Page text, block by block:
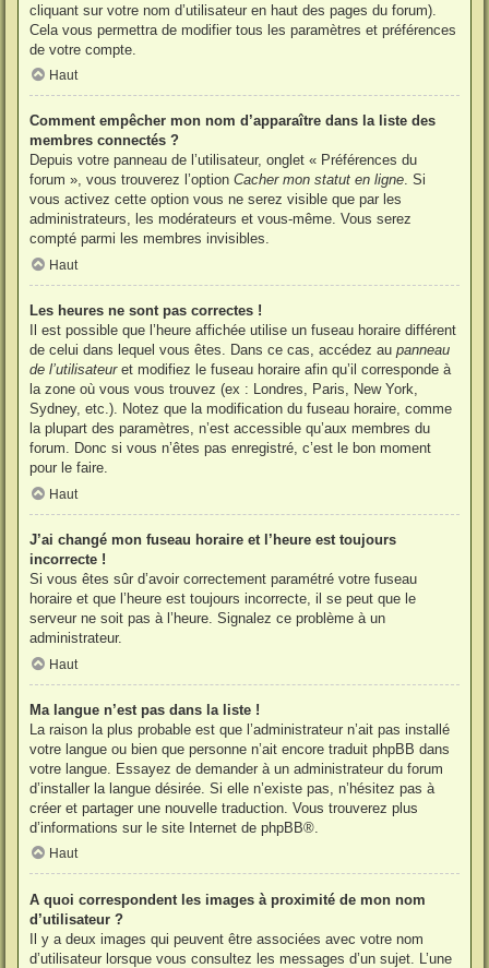
cliquant sur votre nom d’utilisateur en haut des pages du forum).
Cela vous permettra de modifier tous les paramètres et préférences
de votre compte.
Haut
Comment empêcher mon nom d’apparaître dans la liste des
membres connectés ?
Depuis votre panneau de l’utilisateur, onglet « Préférences du
forum », vous trouverez l’option Cacher mon statut en ligne. Si
vous activez cette option vous ne serez visible que par les
administrateurs, les modérateurs et vous-même. Vous serez
compté parmi les membres invisibles.
Haut
Les heures ne sont pas correctes !
Il est possible que l’heure affichée utilise un fuseau horaire différent
de celui dans lequel vous êtes. Dans ce cas, accédez au panneau
de l’utilisateuret modifiez le fuseau horaire afin qu’il corresponde à
la zone où vous vous trouvez (ex : Londres, Paris, New York,
Sydney, etc.). Notez que la modification du fuseau horaire, comme
la plupart des paramètres, n’est accessible qu’aux membres du
forum. Donc si vous n’êtes pas enregistré, c’est le bon moment
pour le faire.
Haut
J’ai changé mon fuseau horaire et l’heure est toujours
incorrecte !
Si vous êtes sûr d’avoir correctement paramétré votre fuseau
horaire et que l’heure est toujours incorrecte, il se peut que le
serveur ne soit pas à l’heure. Signalez ce problème à un
administrateur.
Haut
Ma langue n’est pas dans la liste !
La raison la plus probable est que l’administrateur n’ait pas installé
votre langue ou bien que personne n’ait encore traduit phpBB dans
votre langue. Essayez de demander à un administrateur du forum
d’installer la langue désirée. Si elle n’existe pas, n’hésitez pas à
créer et partager une nouvelle traduction. Vous trouverez plus
d’informations sur le site Internet de phpBB®.
Haut
A quoi correspondent les images à proximité de mon nom
d’utilisateur ?
Il y a deux images qui peuvent être associées avec votre nom
d’utilisateur lorsque vous consultez les messages d’un sujet. L’une